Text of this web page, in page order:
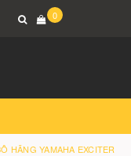
0
HÃNG YAMAHA EXCITER